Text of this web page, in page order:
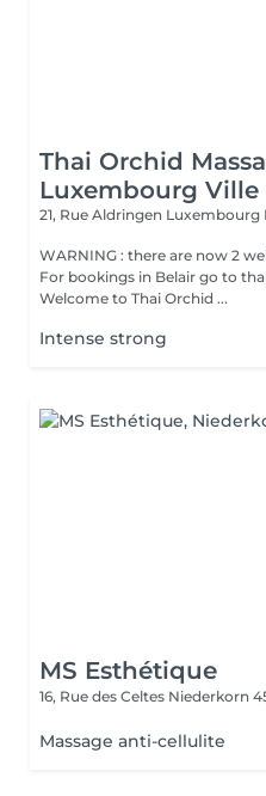
Thai Orchid
Luxembourg Ville
21, Rue Aldringen Luxembourg
WARNING : there are now 2
For bookings in Belair go to
Welcome to Thai Orchid ...
Intense strong
MS Esthétique
16, Rue des Celtes Niederkorn
Massage anti-cellulite